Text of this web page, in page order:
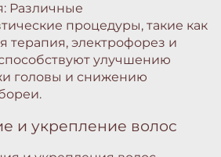
Различные
процедуры, такие как
терапия, электрофорез и
улучшению
головы и снижению
и укрепление волос